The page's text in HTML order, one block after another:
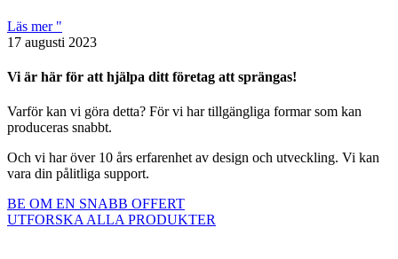
Läs mer "
17 augusti 2023
Vi är här för att hjälpa ditt företag att sprängas!
Varför kan vi göra detta? För vi har tillgängliga formar som kan
produceras snabbt.
Och vi har över 10 års erfarenhet av design och utveckling. Vi kan
vara din pålitliga support.
BE OM EN SNABB OFFERT
UTFORSKA ALLA PRODUKTER